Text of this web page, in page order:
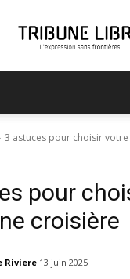
3 astuces pour choisir
pour
croisière
Riviere 13 juin 2025